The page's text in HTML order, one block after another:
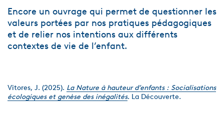
Encore un ouvrage qui permet de questionner les
valeurs portées par nos pratiques pédagogiques
et de relier nos intentions aux différents
contextes de vie de l’enfant.
Vitores, J. (2025). La Nature à hauteur d’enfants : Socialisations
écologiques et genèse des inégalités. La Découverte.